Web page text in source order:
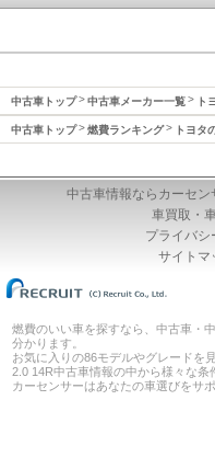
中古車トップ 中古車メーカー一覧 ト
中古車トップ 燃費ランキング トヨタ
中古車情報ならカーセン
車買取・
プライバシ
サイトマ
燃費のいい車を探すなら、中古車・
分かります。
お気に入りの86モデルやグレードを
2.0 14R中古車情報の中から様々な条
カーセンサーはあなたの車選びをサ